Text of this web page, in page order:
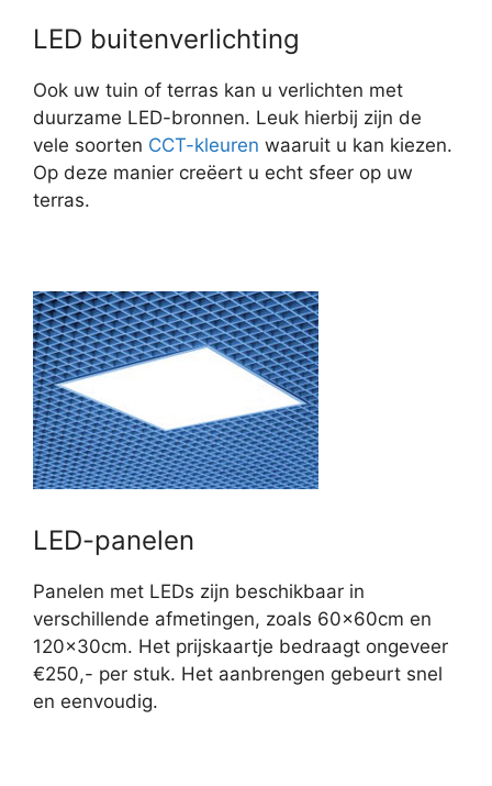
LED buitenverlichting
Ook uw tuin of terras kan u verlichten met
duurzame LED-bronnen. Leuk hierbij zijn de
vele soorten CCT-kleuren waaruit u kan kiezen.
Op deze manier creëert u echt sfeer op uw
terras.
LED-panelen
Panelen met LEDs zijn beschikbaar in
verschillende afmetingen, zoals 60x60cm en
120x30cm. Het prijskaartje bedraagt ongeveer
€250,- per stuk. Het aanbrengen gebeurt snel
en eenvoudig.